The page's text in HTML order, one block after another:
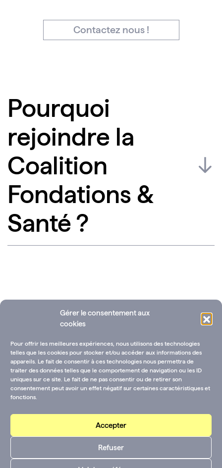
Gérer le consentement aux
cookies
Pour offrir les meilleures expériences, nous utilisons des technologies
telles que les cookies pour stocker et/ou accéder aux informations des
appareils. Le fait de consentir à ces technologies nous permettra de
traiter des données telles que le comportement de navigation ou les ID
uniques sur ce site. Le fait de ne pas consentir ou de retirer son
consentement peut avoir un effet négatif sur certaines caractéristiques et
fonctions.
Accepter
Refuser
Contactez nous !
Pourquoi
rejoindre la
Coalition
Fondations &
Santé ?
Ressources documentairesAnnuaire des fondations
Contactez-nous :
CGU-V et mentions
Suivez-nous sur les
réseaux :